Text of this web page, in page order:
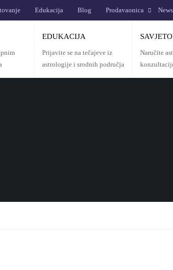
Edukacija Blog Prodavaonica
EDUKACIJA
Prijavite se na tečajeve iz
astrologije i srodnih područja
Naručite